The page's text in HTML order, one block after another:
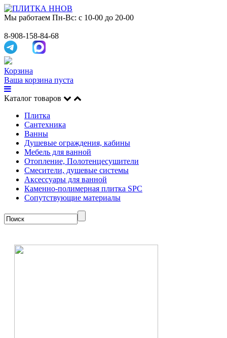
Мы работаем Пн-Вс: с 10-00 до 20-00
8-908-158-84-68
Корзина
Ваша корзина пуста
Каталог товаров
Плитка
Сантехника
Ванны
Душевые ограждения, кабины
Мебель для ванной
Отопление, Полотенцесушители
Смесители, душевые системы
Аксессуары для ванной
Каменно-полимерная плитка SPC
Сопутствующие материалы